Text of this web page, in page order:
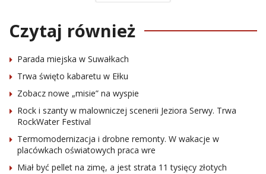
Czytaj również
Parada miejska w Suwałkach
Trwa święto kabaretu w Ełku
Zobacz nowe „misie” na wyspie
Rock i szanty w malowniczej scenerii Jeziora Serwy. Trwa
RockWater Festival
Termomodernizacja i drobne remonty. W wakacje w
placówkach oświatowych praca wre
Miał być pellet na zimę, a jest strata 11 tysięcy złotych